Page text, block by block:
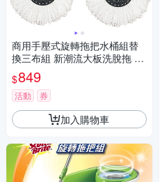
商用手壓式旋轉拖把水桶組替
換三布組 新潮流大板洗脫拖 TS
L266
$849
活動 券
加入購物車